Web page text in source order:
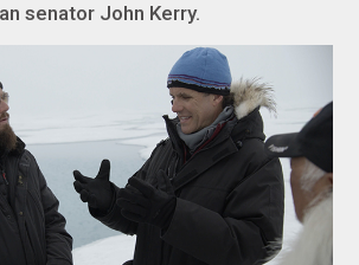
senator John Kerry.